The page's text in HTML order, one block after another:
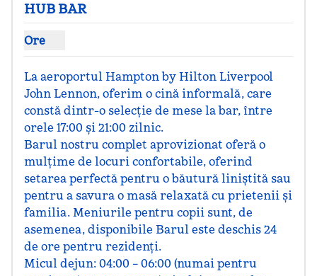
HUB BAR
Ore
Afișare ore pentru Hub Bar
La aeroportul Hampton by Hilton Liverpool
John Lennon, oferim o cină informală, care
constă dintr-o selecție de mese la bar, între
orele 17:00 și 21:00 zilnic.
Barul nostru complet aprovizionat oferă o
mulțime de locuri confortabile, oferind
setarea perfectă pentru o băutură liniștită sau
pentru a savura o masă relaxată cu prietenii și
familia. Meniurile pentru copii sunt, de
asemenea, disponibile Barul este deschis 24
de ore pentru rezidenți.
Micul dejun: 04:00 – 06:00 (numai pentru